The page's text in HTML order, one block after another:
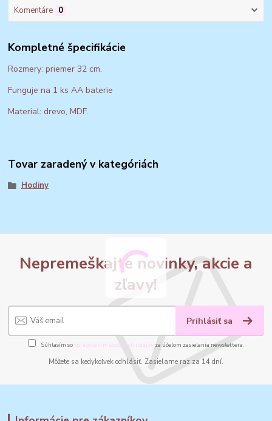
Komentáre 0
Kompletné špecifikácie
Rozmery: priemer 32 cm.
Funguje na 1 ks AA baterie
Material: drevo, MDF.
Tovar zaradený v kategóriách
Hodiny
Nepremeškajte novinky, akcie a
zľavy!
Prihlásiť sa
Súhlasím sospracovaním osobných údajov za účelom zasielania newslettera.
Môžete sa kedykoľvek odhlásiť. Zasielame raz za 14 dní.